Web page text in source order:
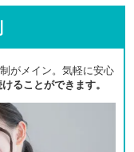
がメイン。気軽に安心
ることができます。